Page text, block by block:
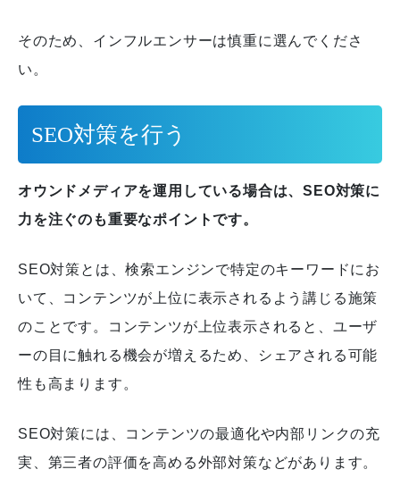
そのため、インフルエンサーは慎重に選んでくださ
い。
SEO対策を行う
オウンドメディアを運用している場合は、SEO対策に
力を注ぐのも重要なポイントです。
SEO対策とは、検索エンジンで特定のキーワードにお
いて、コンテンツが上位に表示されるよう講じる施策
のことです。
コンテンツが上位表示されると、ユーザ
ーの目に触れる機会が増えるため、シェアされる可能
性も高まります。
SEO対策には、コンテンツの最適化や内部リンクの充
実、第三者の評価を高める外部対策などがあります。